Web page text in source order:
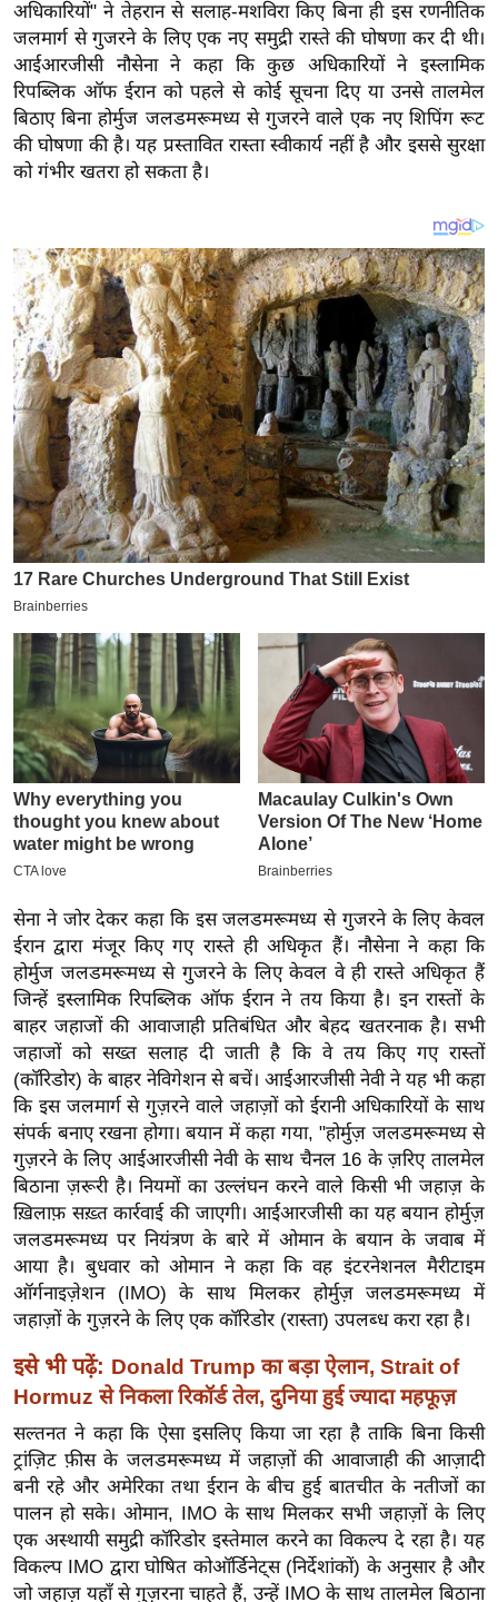
ब
ज
ट
खे
ल
क्रि
I
P
L
2
0
2
6
क्रा
इ
ई
-
पे
प
र
मि
सा
ल
बे
मि
ल
श
ख्सि
य
त
यं
ग
इं
डि
या
सा
हि
त्य
ज
त
ऑ
टो
व
र्ल्ड
न्यू
ज
ब्री
अधिकारियों" ने तेहरान से सलाह-मशविरा किए बिना ही इस रणनीतिक
जलमार्ग से गुजरने के लिए एक नए समुद्री रास्ते की घोषणा कर दी थी।
आईआरजीसी नौसेना ने कहा कि कुछ अधिकारियों ने इस्लामिक
रिपब्लिक ऑफ ईरान को पहले से कोई सूचना दिए या उनसे तालमेल
बिठाए बिना होर्मुज जलडमरूमध्य से गुजरने वाले एक नए शिपिंग रूट
की घोषणा की है। यह प्रस्तावित रास्ता स्वीकार्य नहीं है और इससे सुरक्षा
को गंभीर खतरा हो सकता है।
सेना ने जोर देकर कहा कि इस जलडमरूमध्य से गुजरने के लिए केवल
ईरान द्वारा मंजूर किए गए रास्ते ही अधिकृत हैं। नौसेना ने कहा कि
होर्मुज जलडमरूमध्य से गुजरने के लिए केवल वे ही रास्ते अधिकृत हैं
जिन्हें इस्लामिक रिपब्लिक ऑफ ईरान ने तय किया है। इन रास्तों के
बाहर जहाजों की आवाजाही प्रतिबंधित और बेहद खतरनाक है। सभी
जहाजों को सख्त सलाह दी जाती है कि वे तय किए गए रास्तों
(कॉरिडोर) के बाहर नेविगेशन से बचें। आईआरजीसी नेवी ने यह भी कहा
कि इस जलमार्ग से गुज़रने वाले जहाज़ों को ईरानी अधिकारियों के साथ
संपर्क बनाए रखना होगा। बयान में कहा गया, "होर्मुज़ जलडमरूमध्य से
गुज़रने के लिए आईआरजीसी नेवी के साथ चैनल 16 के ज़रिए तालमेल
बिठाना ज़रूरी है। नियमों का उल्लंघन करने वाले किसी भी जहाज़ के
ख़िलाफ़ सख़्त कार्रवाई की जाएगी। आईआरजीसी का यह बयान होर्मुज़
जलडमरूमध्य पर नियंत्रण के बारे में ओमान के बयान के जवाब में
आया है। बुधवार को ओमान ने कहा कि वह इंटरनेशनल मैरीटाइम
ऑर्गनाइज़ेशन (IMO) के साथ मिलकर होर्मुज़ जलडमरूमध्य में
जहाज़ों के गुज़रने के लिए एक कॉरिडोर (रास्ता) उपलब्ध करा रहा है।
इसे भी पढ़ें: Donald Trump का बड़ा ऐलान, Strait of
Hormuz से निकला रिकॉर्ड तेल, दुनिया हुई ज्यादा महफूज़
सल्तनत ने कहा कि ऐसा इसलिए किया जा रहा है ताकि बिना किसी
ट्रांज़िट फ़ीस के जलडमरूमध्य में जहाज़ों की आवाजाही की आज़ादी
बनी रहे और अमेरिका तथा ईरान के बीच हुई बातचीत के नतीजों का
पालन हो सके। ओमान, IMO के साथ मिलकर सभी जहाज़ों के लिए
एक अस्थायी समुद्री कॉरिडोर इस्तेमाल करने का विकल्प दे रहा है। यह
विकल्प IMO द्वारा घोषित कोऑर्डिनेट्स (निर्देशांकों) के अनुसार है और
जो जहाज़ यहाँ से गुज़रना चाहते हैं, उन्हें IMO के साथ तालमेल बिठाना